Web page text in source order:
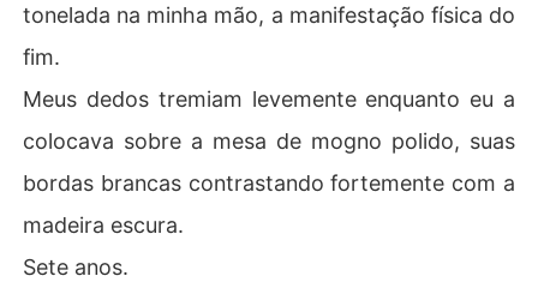
tonelada na minha mão, a manifestação física do
fim.
Meus dedos tremiam levemente enquanto eu a
colocava sobre a mesa de mogno polido, suas
bordas brancas contrastando fortemente com a
madeira escura.
Sete anos.